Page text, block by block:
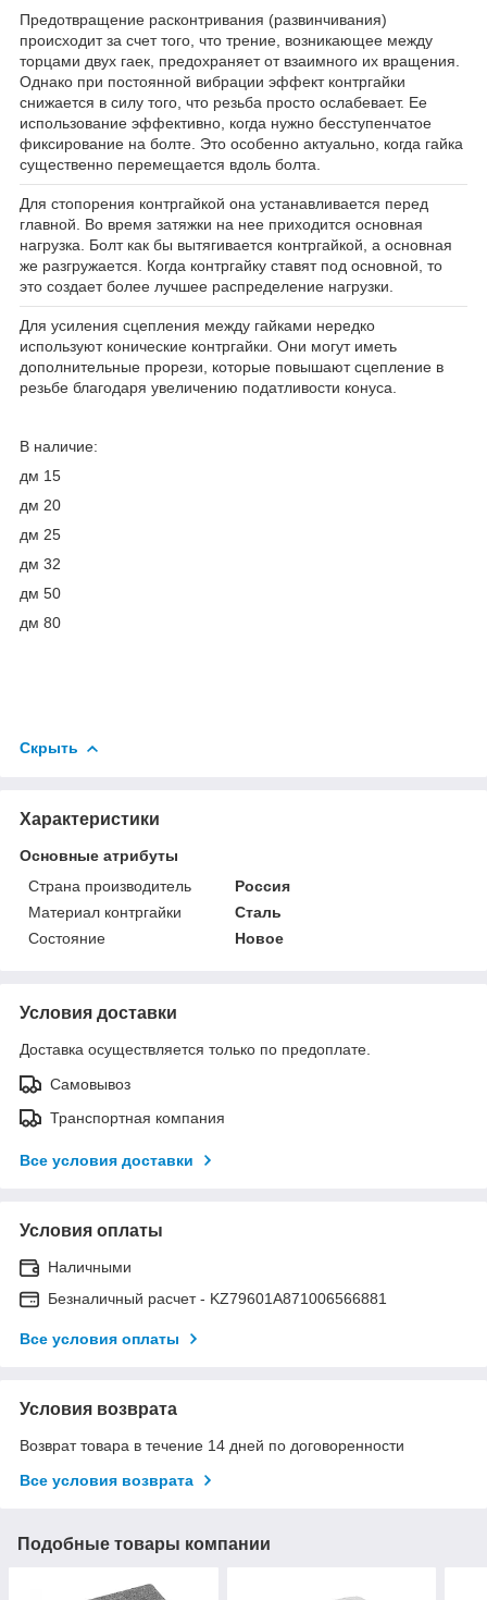
Предотвращение расконтривания (развинчивания)
происходит за счет того, что трение, возникающее между
торцами двух гаек, предохраняет от взаимного их вращения.
Однако при постоянной вибрации эффект контргайки
снижается в силу того, что резьба просто ослабевает. Ее
использование эффективно, когда нужно бесступенчатое
фиксирование на болте. Это особенно актуально, когда гайка
существенно перемещается вдоль болта.
Для стопорения контргайкой она устанавливается перед
главной. Во время затяжки на нее приходится основная
нагрузка. Болт как бы вытягивается контргайкой, а основная
же разгружается. Когда контргайку ставят под основной, то
это создает более лучшее распределение нагрузки.
Для усиления сцепления между гайками нередко
используют конические контргайки. Они могут иметь
дополнительные прорези, которые повышают сцепление в
резьбе благодаря увеличению податливости конуса.
В наличие:
дм 15
дм 20
дм 25
дм 32
дм 50
дм 80
Скрыть
Характеристики
Основные атрибуты
Страна производитель
Россия
Материал контргайки
Сталь
Состояние
Новое
Условия доставки
Доставка осуществляется только по предоплате.
Самовывоз
Транспортная компания
Все условия доставки
Условия оплаты
Наличными
Безналичный расчет - KZ79601A871006566881
Все условия оплаты
Условия возврата
Возврат товара в течение 14 дней по договоренности
Все условия возврата
Подобные товары компании